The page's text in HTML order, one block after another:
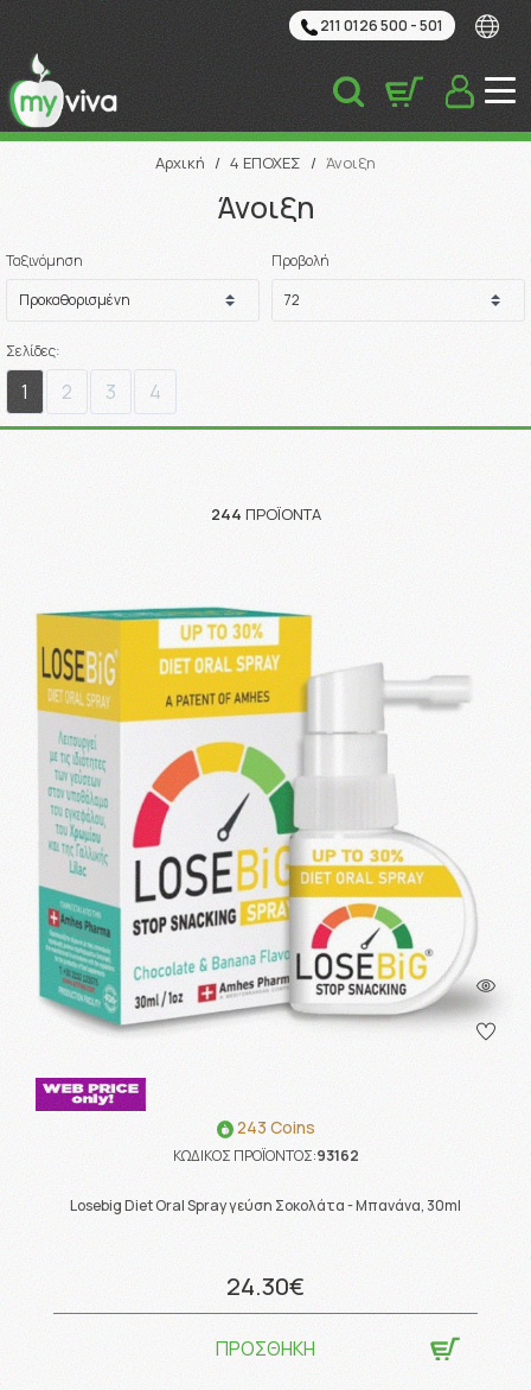
211 0126 500 - 501
Αναζήτηση
Αρχική / 4 ΕΠΟΧΕΣ / Άνοιξη
Άνοιξη
Ταξινόμηση Προβολή
Σελίδες:
1 2 3 4
244 ΠΡΟΪΌΝΤΑ
243 Coins
ΚΩΔΙΚΟΣ ΠΡΟΪΟΝΤΟΣ:93162
Losebig Diet Oral Spray γεύση Σοκολάτα - Μπανάνα, 30ml
24.30€
ΠΡΟΣΘΗΚΗ